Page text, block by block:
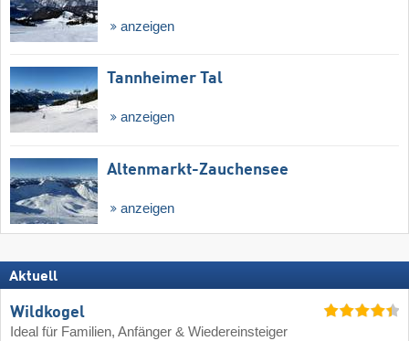
anzeigen
Tannheimer Tal
anzeigen
Altenmarkt-Zauchensee
anzeigen
Aktuell
Wildkogel
Ideal für Familien, Anfänger & Wiedereinsteiger